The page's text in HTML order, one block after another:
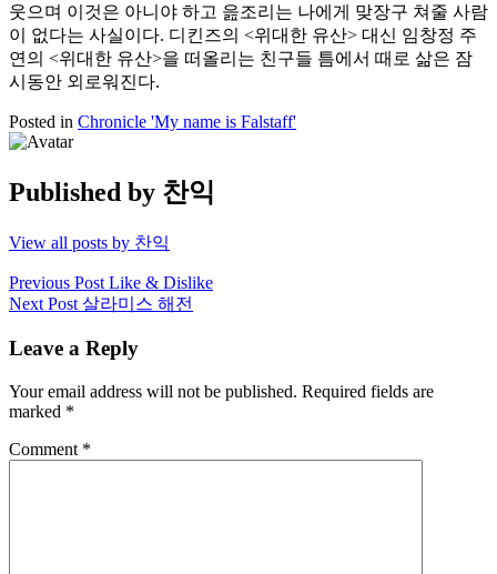
웃으며 이것은 아니야 하고 읊조리는 나에게 맞장구 쳐줄 사람
이 없다는 사실이다. 디킨즈의 <위대한 유산> 대신 임창정 주
연의 <위대한 유산>을 떠올리는 친구들 틈에서 때로 삶은 잠
시동안 외로워진다.
Posted in Chronicle 'My name is Falstaff'
Published by 찬익
View all posts by 찬익
Post
navigation
Previous Post Like & Dislike
Next Post 살라미스 해전
Leave a Reply
Your email address will not be published. Required fields are
marked *
Comment *